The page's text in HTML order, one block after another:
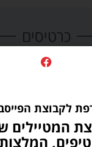
כרטיסים
לקבוצת
המטיילים